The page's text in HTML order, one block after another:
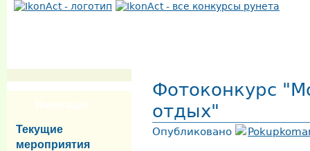
Фотоконкурс
отдых"
Опубликовано
Текущие
мероприятия